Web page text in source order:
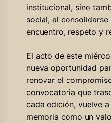
institucional, sino
social, al
encuentro, respeto y
El acto de este
nueva oportunidad
renovar el
convocatoria que
cada edición, vuelve
memoria como un